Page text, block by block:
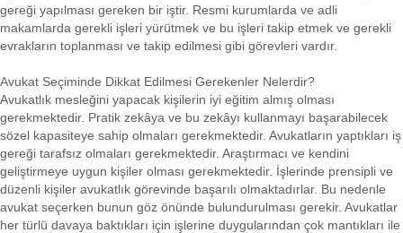
gereği yapılması gereken bir iştir. Resmi kurumlarda ve adli
makamlarda gerekli işleri yürütmek ve bu işleri takip etmek ve gerekli
evrakların toplanması ve takip edilmesi gibi görevleri vardır.
Avukat Seçiminde Dikkat Edilmesi Gerekenler Nelerdir?
Avukatlık mesleğini yapacak kişilerin iyi eğitim almış olması
gerekmektedir. Pratik zekâya ve bu zekâyı kullanmayı başarabilecek
sözel kapasiteye sahip olmaları gerekmektedir. Avukatların yaptıkları iş
gereği tarafsız olmaları gerekmektedir. Araştırmacı ve kendini
geliştirmeye uygun kişiler olması gerekmektedir. İşlerinde prensipli ve
düzenli kişiler avukatlık görevinde başarılı olmaktadırlar. Bu nedenle
avukat seçerken bunun göz önünde bulundurulması gerekir. Avukatlar
her türlü davaya baktıkları için işlerine duygularından çok mantıkları ile